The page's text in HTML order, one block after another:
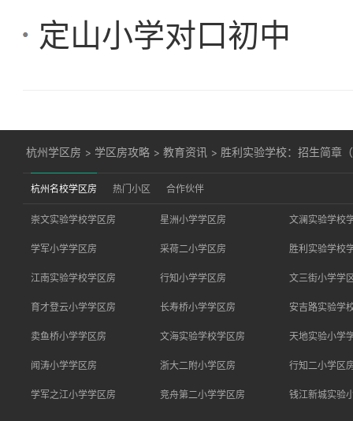
定山小学对口初中
杭州学区房 > 学区房攻略 >教育资讯 > 胜利实验学校：招生简章
杭州名校学区房 热门小区 合作伙伴
崇文实验学校学区房 星洲小学学区房 文澜实验学校
学军小学学区房 采荷二小学区房 胜利实验学校
江南实验学校学区房 行知小学学区房 文三街小学学
育才登云小学学区房 长寿桥小学学区房 安吉路实验学
卖鱼桥小学学区房 文海实验学校学区房 天地实验小学
闻涛小学学区房 浙大二附小学区房 行知二小学区
学军之江小学学区房 竞舟第二小学学区房 钱江新城实验